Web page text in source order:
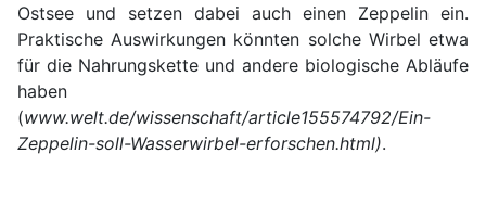
Ostsee und setzen dabei auch einen Zeppelin ein.
Praktische Auswirkungen könnten solche Wirbel etwa
für die Nahrungskette und andere biologische Abläufe
haben
(www.welt.de/wissenschaft/article155574792/Ein-
Zeppelin-soll-Wasserwirbel-erforschen.html).